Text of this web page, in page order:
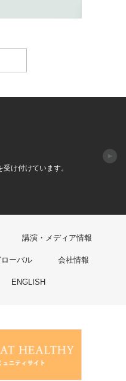
け付けています。
講演・メディア情報
ローバル 会社情報
ENGLISH